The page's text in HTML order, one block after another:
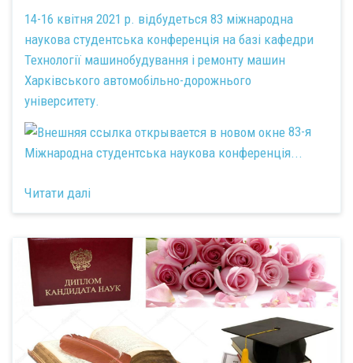
14-16 квітня 2021 р. відбудеться 83 міжнародна
наукова студентська конференція на базі кафедри
Технології машинобудування і ремонту машин
Харківського автомобільно-дорожнього
університету.
83-я
Міжнародна студентська наукова конференція...
Читати далі